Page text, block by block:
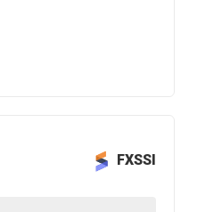
FXSSI